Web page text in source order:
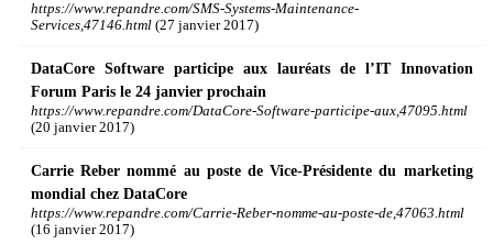
https://www.repandre.com/SMS-Systems-Maintenance-
Services,47146.html (27 janvier 2017)
DataCore Software participe aux lauréats de l’IT Innovation
Forum Paris le 24 janvier prochain
https://www.repandre.com/DataCore-Software-participe-aux,47095.html
(20 janvier 2017)
Carrie Reber nommé au poste de Vice-Présidente du marketing
mondial chez DataCore
https://www.repandre.com/Carrie-Reber-nomme-au-poste-de,47063.html
(16 janvier 2017)